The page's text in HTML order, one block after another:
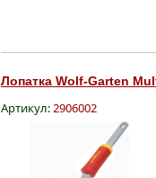
Лопатка Wolf-Garten
Артикул:2906002